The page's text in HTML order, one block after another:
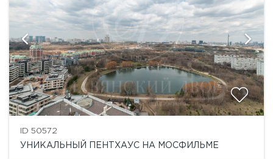
ID 50572
УНИКАЛЬНЫЙ ПЕНТХАУС НА МОСФИЛЬМЕ